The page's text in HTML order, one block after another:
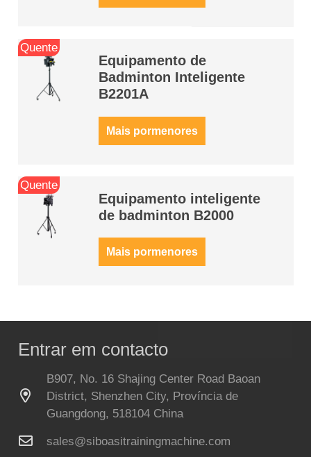
Quente
Equipamento de
Badminton Inteligente
B2201A
Mais pormenores
Quente
Equipamento inteligente
de badminton B2000
Mais pormenores
Entrar em contacto
B907, No. 16 Shajing Center Road Baoan
District, Shenzhen City, Província de
Guangdong, 518104 China
sales@siboasitrainingmachine.com